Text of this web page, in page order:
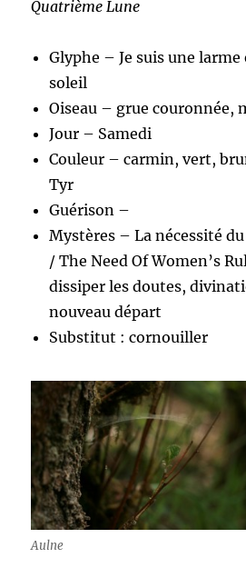
Quatrième Lune
Glyphe – Je suis une
soleil
Oiseau – grue couronnée,
Jour – Samedi
Couleur – carmin, vert,
Tyr
Guérison –
Mystères – La nécessité
/ The Need Of Women’s
dissiper les doutes,
nouveau départ
Substitut : cornouiller
Aulne